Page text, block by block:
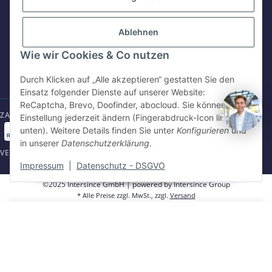
shop@intersince.de
Webseite besuchen
www.intersince-group.de
Wendelsteinstr. 31
+49 86799 84969 - 0
Mo-Fr: 8:30 - 17:00 Uhr
shop@intersince.de
ZAHLUNGSARTEN
VERSANDARTEN
©2025 Intersince GmbH | powered by Intersince Group
* Alle Preise zzgl. MwSt., zzgl. Versand
Ablehnen
Wie wir Cookies & Co nutzen
Durch Klicken auf „Alle akzeptieren“ gestatten Sie den
Einsatz folgender Dienste auf unserer Website:
ReCaptcha, Brevo, Doofinder, abocloud. Sie können die
Einstellung jederzeit ändern (Fingerabdruck-Icon links
unten). Weitere Details finden Sie unter Konfigurierenund
in unserer Datenschutzerklärung.
Impressum Datenschutz - DSGVO